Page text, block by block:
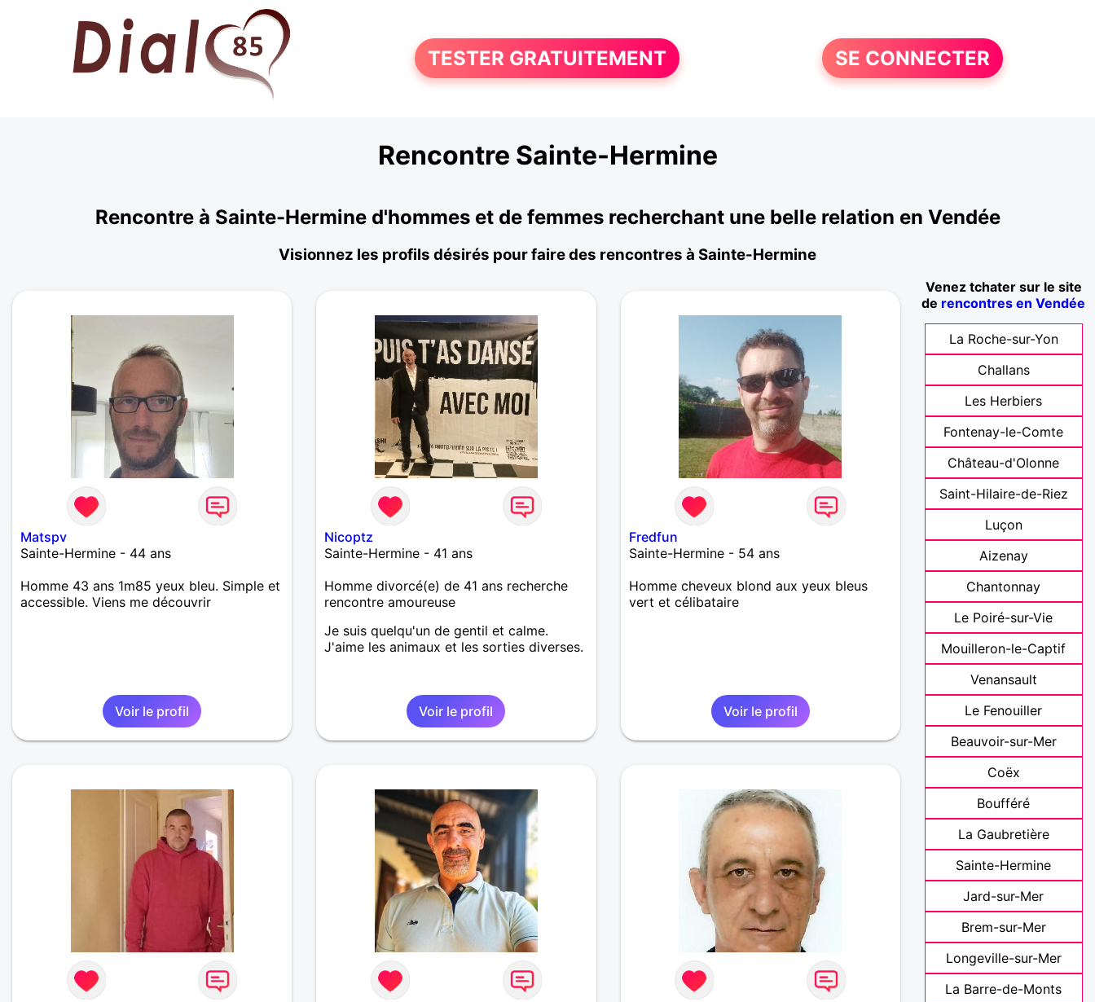
TESTER GRATUITEMENT SE CONNECTER
Rencontre Sainte-Hermine
Rencontre à Sainte-Hermine d'hommes et de femmes recherchant une belle relation en Vendée
Visionnez les profils désirés pour faire des rencontres à Sainte-Hermine
Matspv
Sainte-Hermine - 44 ans
Homme 43 ans 1m85 yeux bleu. Simple et
accessible. Viens me découvrir
Voir le profil
Nicoptz
Sainte-Hermine - 41 ans
Homme divorcé(e) de 41 ans recherche
rencontre amoureuse
Je suis quelqu'un de gentil et calme.
J'aime les animaux et les sorties diverses.
Voir le profil
Fredfun
Sainte-Hermine - 54 ans
Homme cheveux blond aux yeux bleus
vert et célibataire
Voir le profil
Venez tchater sur le site
de rencontres en Vendée
La Roche-sur-Yon
Challans
Les Herbiers
Fontenay-le-Comte
Château-d'Olonne
Saint-Hilaire-de-Riez
Luçon
Aizenay
Chantonnay
Le Poiré-sur-Vie
Mouilleron-le-Captif
Venansault
Le Fenouiller
Beauvoir-sur-Mer
Coëx
Boufféré
La Gaubretière
Sainte-Hermine
Jard-sur-Mer
Brem-sur-Mer
Longeville-sur-Mer
La Barre-de-Monts